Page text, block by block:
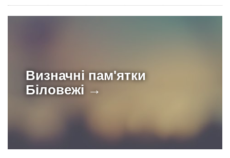
Визначні пам'ятки
Біловежі →